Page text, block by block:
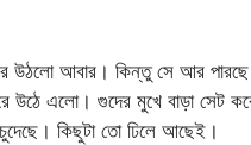
উঠলো আবার। কিন্তু সে আর
উঠে এলো। গুদের মুখে বাড়া সেট
কিছুটা তো ঢিলে আছেই।